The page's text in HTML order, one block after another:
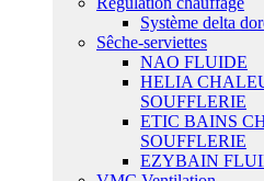
Système delta
Sêche-serviettes
NAO FLUIDE
HELIA
SOUFFLERIE
ETIC BAINS
SOUFFLERIE
EZYBAIN